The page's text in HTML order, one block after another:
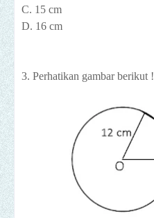
C. 15 cm
D. 16 cm
3. Perhatikan gambar berikut !